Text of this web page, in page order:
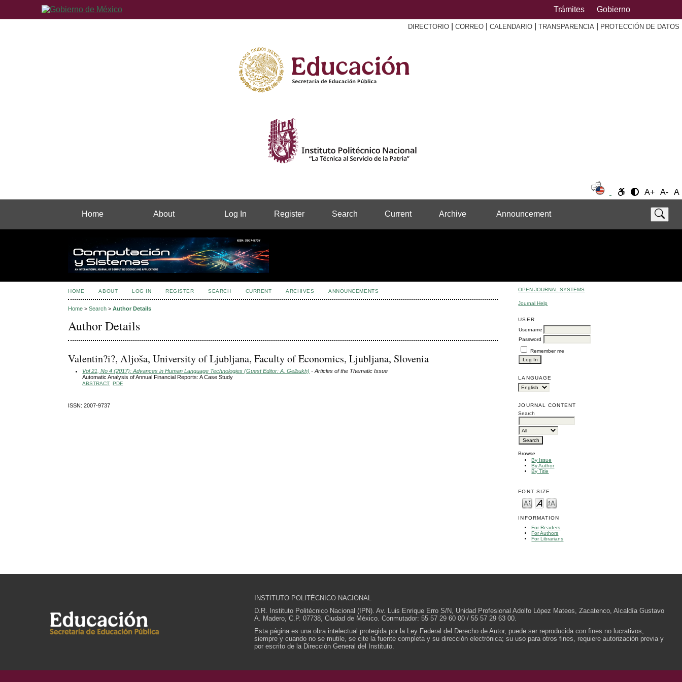
Trámites Gobierno
DIRECTORIO CORREO CALENDARIO TRANSPARENCIA PROTECCIÓN DE DATOS
A+ A- A
Home About Log In Register Search Current Archive Announcement
OPEN JOURNAL SYSTEMS
Journal Help
USER
Username
Password
Remember me
LANGUAGE
JOURNAL CONTENT
Search
Browse
By Issue
By Author
By Title
FONT SIZE
INFORMATION
For Readers
For Authors
For Librarians
HOME ABOUT LOG IN REGISTER SEARCH CURRENT ARCHIVES ANNOUNCEMENTS
Home >Search >Author Details
Author Details
Valentin?i?, Aljoša, University of Ljubljana, Faculty of Economics, Ljubljana, Slovenia
Vol 21, No 4 (2017): Advances in Human Language Technologies (Guest Editor: A. Gelbukh) - Articles of the Thematic Issue
Automatic Analysis of Annual Financial Reports: A Case Study
ABSTRACT PDF
ISSN: 2007-9737
INSTITUTO POLITÉCNICO NACIONAL
D.R. Instituto Politécnico Nacional (IPN). Av. Luis Enrique Erro S/N, Unidad Profesional Adolfo López Mateos, Zacatenco, Alcaldía Gustavo
A. Madero, C.P. 07738, Ciudad de México. Conmutador: 55 57 29 60 00 / 55 57 29 63 00.
Esta página es una obra intelectual protegida por la Ley Federal del Derecho de Autor, puede ser reproducida con fines no lucrativos,
siempre y cuando no se mutile, se cite la fuente completa y su dirección electrónica; su uso para otros fines, requiere autorización previa y
por escrito de la Dirección General del Instituto.